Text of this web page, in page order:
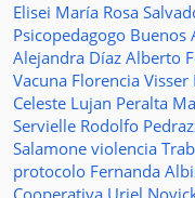
Elisei María Rosa
Psicopedagogo Buenos
Alejandra Díaz Alberto
Vacuna Florencia Visser
Celeste Lujan Peralta
Servielle Rodolfo
Salamone violencia
protocolo Fernanda
Cooperativa Uriel